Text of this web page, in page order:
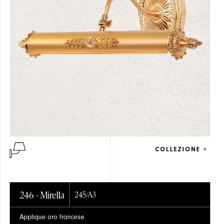
COLLEZIONE +
246 - Mirella 245/A3
Applique oro francese